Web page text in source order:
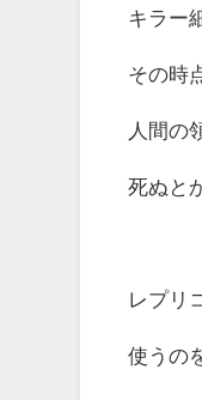
キラー
その時
人間の
死ぬと
レプリ
使うの